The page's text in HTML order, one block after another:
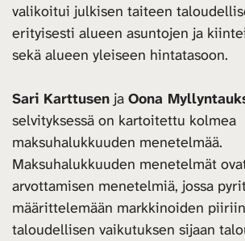
valikoitui julkisen taiteen
erityisesti alueen asuntojen ja
sekä alueen yleiseen hintatasoon.
Sari Karttusen ja Oona
selvityksessä on kartoitettu kolmea
maksuhalukkuuden menetelmää.
Maksuhalukkuuden menetelmät
arvottamisen menetelmiä, jossa
määrittelemään markkinoiden
taloudellisen vaikutuksen sijaan